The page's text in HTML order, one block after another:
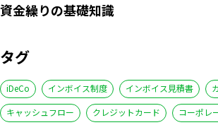
資金繰りの基礎知識
タグ
iDeCo インボイス制度 インボイス見積書
キャッシュフロー
クレジットカード
コーポレ